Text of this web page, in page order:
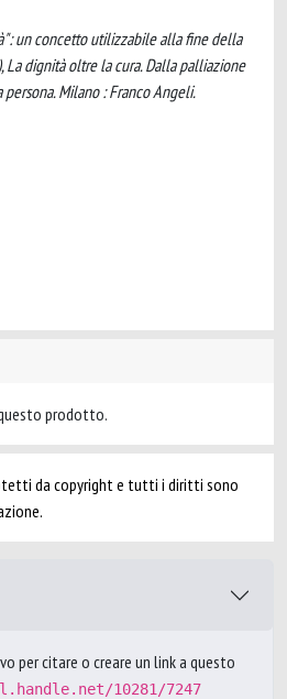
un concetto utilizzabile alla fine della
La dignità oltre la cura. Dalla palliazione
Milano : Franco Angeli.
prodotto.
da copyright e tutti i diritti sono
per citare o creare un link a questo
10281/7247